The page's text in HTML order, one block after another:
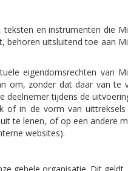
teksten en instrumenten die
behoren uitsluitend toe aan
eigendomsrechten van
om, zonder dat daar van te
deelnemer tijdens de
of in de vorm van
te lenen, of op een andere
websites).